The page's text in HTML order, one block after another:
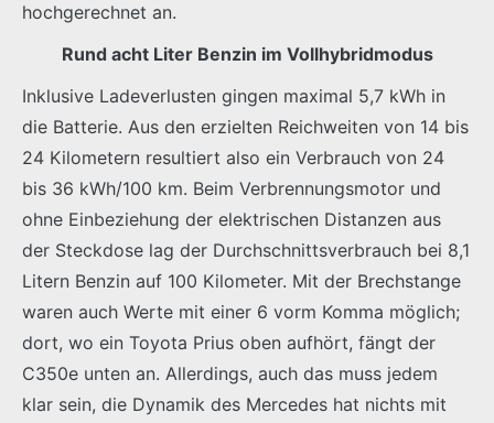
hochgerechnet an.
Rund acht Liter Benzin im Vollhybridmodus
Inklusive Ladeverlusten gingen maximal 5,7 kWh in
die Batterie. Aus den erzielten Reichweiten von 14 bis
24 Kilometern resultiert also ein Verbrauch von 24
bis 36 kWh/100 km. Beim Verbrennungsmotor und
ohne Einbeziehung der elektrischen Distanzen aus
der Steckdose lag der Durchschnittsverbrauch bei 8,1
Litern Benzin auf 100 Kilometer. Mit der Brechstange
waren auch Werte mit einer 6 vorm Komma möglich;
dort, wo ein Toyota Prius oben aufhört, fängt der
C350e unten an. Allerdings, auch das muss jedem
klar sein, die Dynamik des Mercedes hat nichts mit